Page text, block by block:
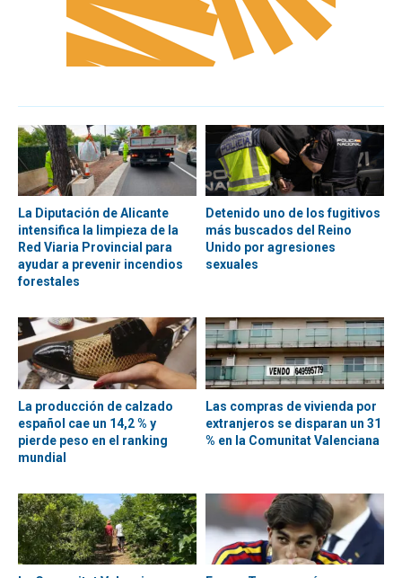
La Diputación de Alicante
intensifica la limpieza de la
Red Viaria Provincial para
ayudar a prevenir incendios
forestales
Detenido uno de los fugitivos
más buscados del Reino
Unido por agresiones
sexuales
La producción de calzado
español cae un 14,2 % y
pierde peso en el ranking
mundial
Las compras de vivienda por
extranjeros se disparan un 31
% en la Comunitat Valenciana